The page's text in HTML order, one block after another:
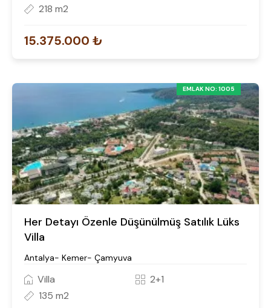
218 m2
15.375.000 ₺
EMLAK NO: 1005
Her Detayı Özenle Düşünülmüş Satılık Lüks
Villa
Antalya- Kemer- Çamyuva
Villa
2+1
135 m2